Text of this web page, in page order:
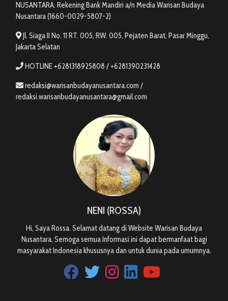
NUSANTARA. Rekening Bank Mandiri a/n Media Warisan Budaya
Nusantara (1660-0029-5807-2)
Jl. Siaga II No. 11 RT. 005, RW. 005, Pejaten Barat, Pasar Minggu,
Jakarta Selatan
HOTLINE +6281318925808 / +6281390231428
redaksi@warisanbudayanusantara.com /
redaksi.warisanbudayanusantara@gmail.com
NENI (ROSSA)
Hi, Saya Rossa. Selamat datang di Website Warisan Budaya
Nusantara, Semoga semua Informasi ini dapat bermanfaat bagi
masyarakat Indonesia khususnya dan untuk dunia pada umumnya.